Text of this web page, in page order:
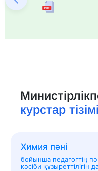
курстар тізімі
Химия пәні
бойынша педагогтің
кәсіби құзыреттілігін